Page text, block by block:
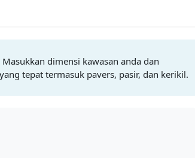
dimensi kawasan anda dan
tepat termasuk pavers, pasir, dan kerikil.